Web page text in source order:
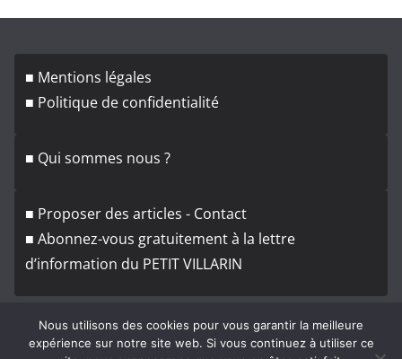
h
■ Mentions légales
■ Politique de confidentialité
■ Qui sommes nous ?
■ Proposer des articles - Contact
■ Abonnez-vous gratuitement à la lettre
d’information du PETIT VILLARIN
Nous utilisons des cookies pour vous garantir la meilleure
expérience sur notre site web. Si vous continuez à utiliser ce